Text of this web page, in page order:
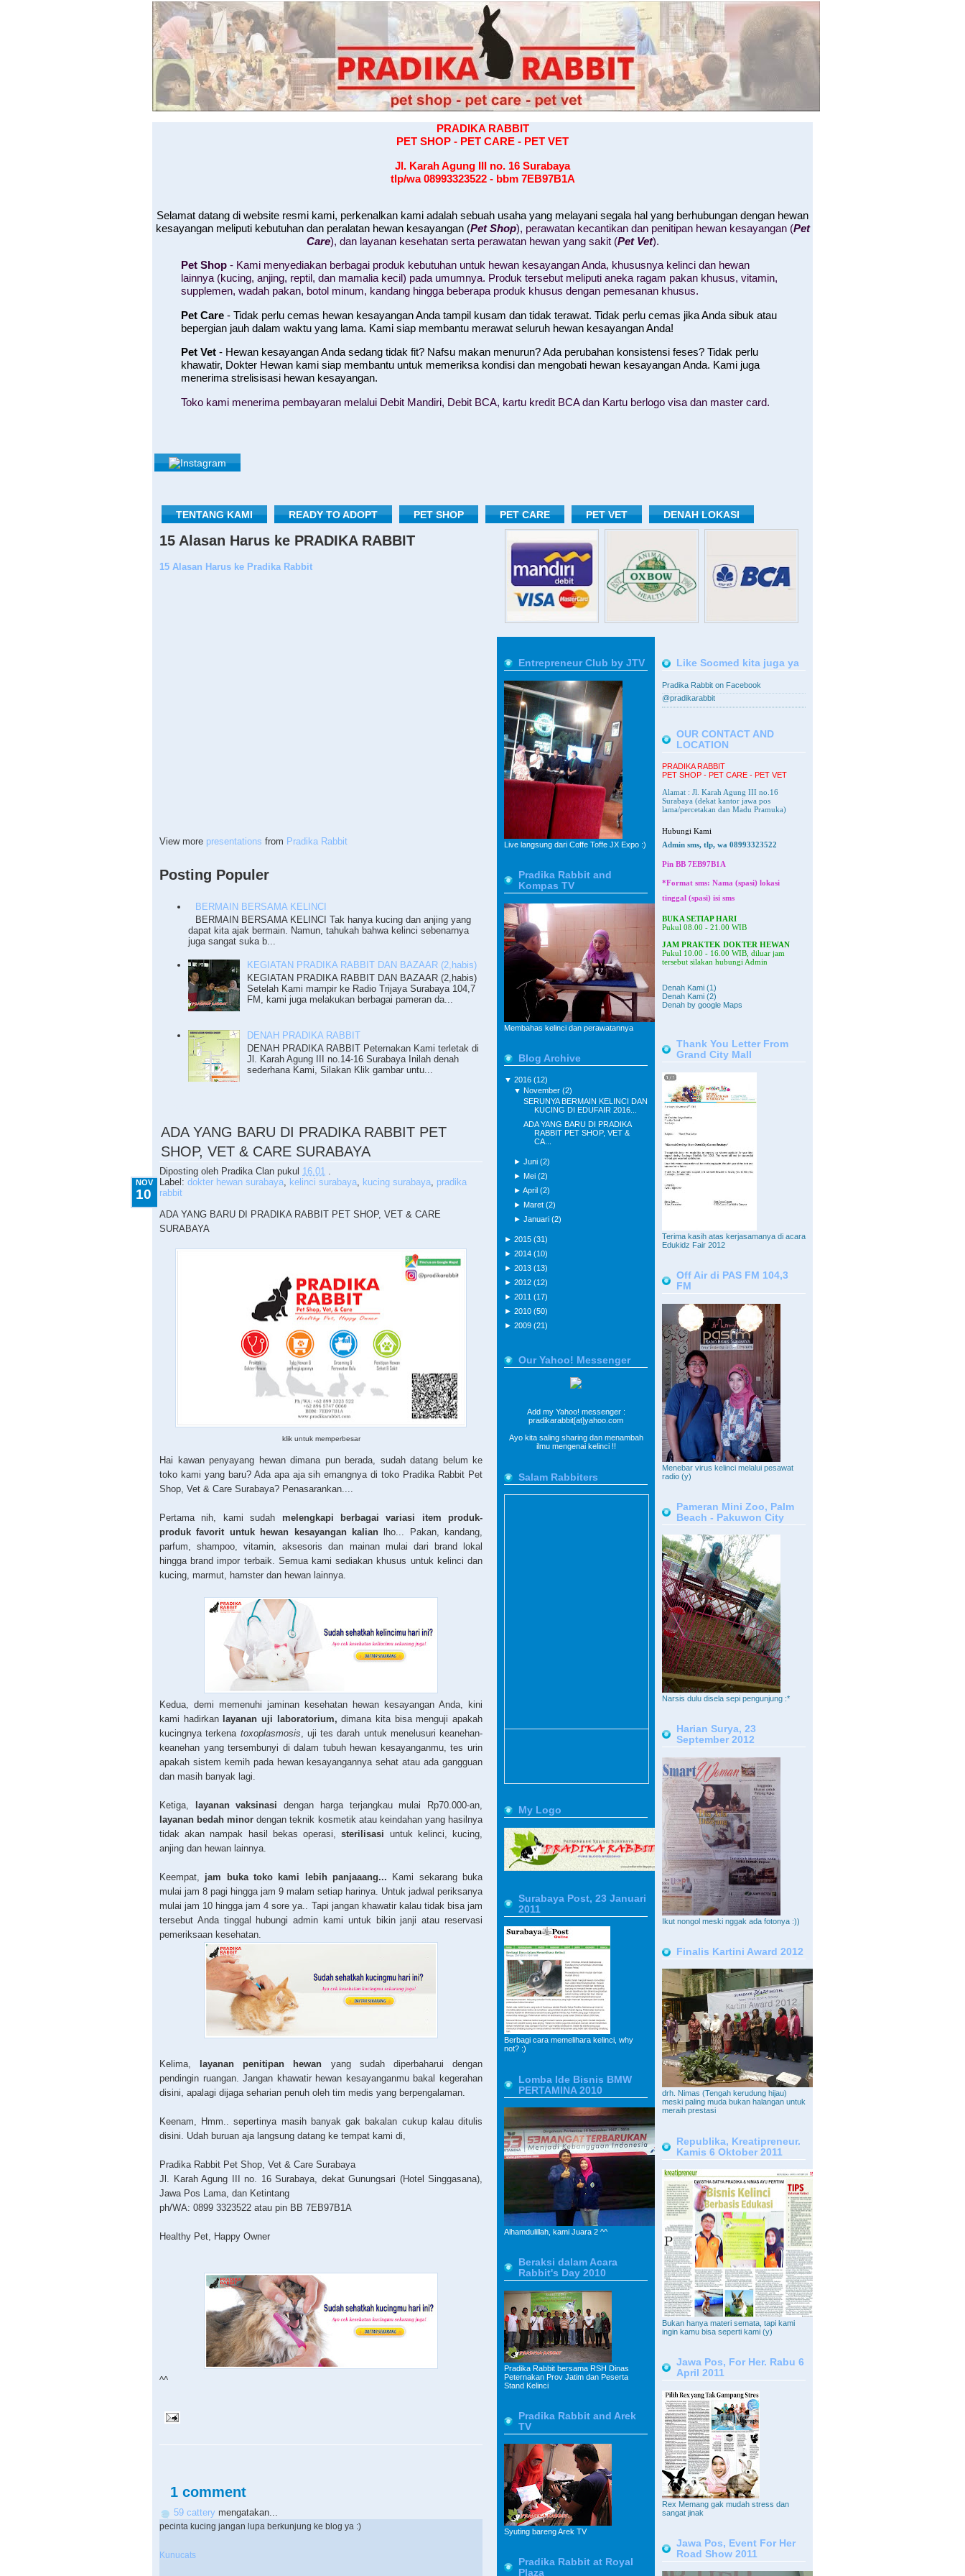
PRADIKA RABBIT
PET SHOP - PET CARE - PET VET
Jl. Karah Agung III no. 16 Surabaya
tlp/wa 08993323522 - bbm 7EB97B1A
Selamat datang di website resmi kami, perkenalkan kami adalah sebuah usaha yang melayani segala hal yang berhubungan dengan hewan
kesayangan meliputi kebutuhan dan peralatan hewan kesayangan (Pet Shop), perawatan kecantikan dan penitipan hewan kesayangan (Pet
Care), dan layanan kesehatan serta perawatan hewan yang sakit (Pet Vet).
Pet Shop - Kami menyediakan berbagai produk kebutuhan untuk hewan kesayangan Anda, khususnya kelinci dan hewan
lainnya (kucing, anjing, reptil, dan mamalia kecil) pada umumnya. Produk tersebut meliputi aneka ragam pakan khusus, vitamin,
supplemen, wadah pakan, botol minum, kandang hingga beberapa produk khusus dengan pemesanan khusus.
Pet Care - Tidak perlu cemas hewan kesayangan Anda tampil kusam dan tidak terawat. Tidak perlu cemas jika Anda sibuk atau
bepergian jauh dalam waktu yang lama. Kami siap membantu merawat seluruh hewan kesayangan Anda!
Pet Vet - Hewan kesayangan Anda sedang tidak fit? Nafsu makan menurun? Ada perubahan konsistensi feses? Tidak perlu
khawatir, Dokter Hewan kami siap membantu untuk memeriksa kondisi dan mengobati hewan kesayangan Anda. Kami juga
menerima strelisisasi hewan kesayangan.
Toko kami menerima pembayaran melalui Debit Mandiri, Debit BCA, kartu kredit BCA dan Kartu berlogo visa dan master card.
TENTANG KAMI READY TO ADOPT PET SHOP PET CARE PET VET DENAH LOKASI
15 Alasan Harus ke PRADIKA RABBIT
15 Alasan Harus ke Pradika Rabbit
View more presentations from Pradika Rabbit
Posting Populer
BERMAIN BERSAMA KELINCI
BERMAIN BERSAMA KELINCI Tak hanya kucing dan anjing yang
dapat kita ajak bermain. Namun, tahukah bahwa kelinci sebenarnya
juga sangat suka b...
KEGIATAN PRADIKA RABBIT DAN BAZAAR (2,habis)
KEGIATAN PRADIKA RABBIT DAN BAZAAR (2,habis)
Setelah Kami mampir ke Radio Trijaya Surabaya 104,7
FM, kami juga melakukan berbagai pameran da...
DENAH PRADIKA RABBIT
DENAH PRADIKA RABBIT Peternakan Kami terletak di
Jl. Karah Agung III no.14-16 Surabaya Inilah denah
sederhana Kami, Silakan Klik gambar untu...
ADA YANG BARU DI PRADIKA RABBIT PET
SHOP, VET & CARE SURABAYA
Diposting oleh Pradika Clan pukul 16.01
NOV
10
Label: dokter hewan surabaya kelinci surabaya kucing surabaya pradika
rabbit
ADA YANG BARU DI PRADIKA RABBIT PET SHOP, VET & CARE
SURABAYA
klik untuk memperbesar
Hai kawan penyayang hewan dimana pun berada, sudah datang belum ke
toko kami yang baru? Ada apa aja sih emangnya di toko Pradika Rabbit Pet
Shop, Vet & Care Surabaya? Penasarankan....
Pertama nih, kami sudah melengkapi berbagai variasi item produk-
produk favorit untuk hewan kesayangan kalianlho... Pakan, kandang,
parfum, shampoo, vitamin, aksesoris dan mainan mulai dari brand lokal
hingga brand impor terbaik. Semua kami sediakan khusus untuk kelinci dan
kucing, marmut, hamster dan hewan lainnya.
Kedua, demi memenuhi jaminan kesehatan hewan kesayangan Anda, kini
kami hadirkanlayanan uji laboratorium, dimana kita bisa menguji apakah
kucingnya terkena toxoplasmosis, uji tes darah untuk menelusuri keanehan-
keanehan yang tersembunyi di dalam tubuh hewan kesayanganmu, tes urin
apakah sistem kemih pada hewan kesayangannya sehat atau ada gangguan
dan masih banyak lagi.
Ketiga, layanan vaksinasi dengan harga terjangkau mulai Rp70.000-an,
layanan bedah minor dengan teknik kosmetik atau keindahan yang hasilnya
tidak akan nampak hasil bekas operasi,sterilisasi untuk kelinci, kucing,
anjing dan hewan lainnya.
Keempat, jam buka toko kami lebih panjaaang... Kami sekarang buka
mulai jam 8 pagi hingga jam 9 malam setiap harinya. Untuk jadwal periksanya
mulai jam 10 hingga jam 4 sore ya.. Tapi jangan khawatir kalau tidak bisa jam
tersebut Anda tinggal hubungi admin kami untuk bikin janji atau reservasi
pemeriksaan kesehatan.
Kelima, layanan penitipan hewan yang sudah diperbaharui dengan
pendingin ruangan. Jangan khawatir hewan kesayanganmu bakal kegerahan
disini, apalagi dijaga seharian penuh oleh tim medis yang berpengalaman.
Keenam, Hmm.. sepertinya masih banyak gak bakalan cukup kalau ditulis
disini. Udah buruan aja langsung datang ke tempat kami di,
Pradika Rabbit Pet Shop, Vet & Care Surabaya
Jl. Karah Agung III no. 16 Surabaya, dekat Gunungsari (Hotel Singgasana),
Jawa Pos Lama, dan Ketintang
ph/WA: 0899 3323522 atau pin BB 7EB97B1A
Healthy Pet, Happy Owner
^^
1 comment
59 cattery mengatakan...
pecinta kucing jangan lupa berkunjung ke blog ya :)
Kunucats
Like Socmed kita juga ya
Pradika Rabbit on Facebook
@pradikarabbit
OUR CONTACT AND
LOCATION
PRADIKA RABBIT
PET SHOP - PET CARE - PET VET
Alamat : Jl. Karah Agung III no.16
Surabaya (dekat kantor jawa pos
lama/percetakan dan Madu Pramuka)
Hubungi Kami
Admin sms, tlp, wa 08993323522
Pin BB 7EB97B1A
*Format sms: Nama (spasi) lokasi
tinggal (spasi) isi sms
BUKA SETIAP HARI
Pukul 08.00 - 21.00 WIB
JAM PRAKTEK DOKTER HEWAN
Pukul 10.00 - 16.00 WIB, diluar jam
tersebut silakan hubungi Admin
Denah Kami (1)
Denah Kami (2)
Denah by google Maps
Thank You Letter From
Grand City Mall
Terima kasih atas kerjasamanya di acara
Edukidz Fair 2012
Off Air di PAS FM 104,3
FM
Menebar virus kelinci melalui pesawat
radio (y)
Pameran Mini Zoo, Palm
Beach - Pakuwon City
Narsis dulu disela sepi pengunjung :*
Harian Surya, 23
September 2012
Ikut nongol meski nggak ada fotonya :))
Finalis Kartini Award 2012
drh. Nimas (Tengah kerudung hijau)
meski paling muda bukan halangan untuk
meraih prestasi
Republika, Kreatipreneur.
Kamis 6 Oktober 2011
Bukan hanya materi semata, tapi kami
ingin kamu bisa seperti kami (y)
Jawa Pos, For Her. Rabu 6
April 2011
Rex Memang gak mudah stress dan
sangat jinak
Jawa Pos, Event For Her
Road Show 2011
Entrepreneur Club by JTV
Live langsung dari Coffe Toffe JX Expo :)
Pradika Rabbit and
Kompas TV
Membahas kelinci dan perawatannya
Blog Archive
▼ 2016 (12)
▼ November (2)
SERUNYA BERMAIN KELINCI DAN
KUCING DI EDUFAIR 2016...
ADA YANG BARU DI PRADIKA
RABBIT PET SHOP, VET &
CA...
► Juni (2)
► Mei (2)
► April (2)
► Maret (2)
► Januari (2)
► 2015 (31)
► 2014 (10)
► 2013 (13)
► 2012 (12)
► 2011 (17)
► 2010 (50)
► 2009 (21)
Our Yahoo! Messenger
Add my Yahoo! messenger :
pradikarabbit[at]yahoo.com
Ayo kita saling sharing dan menambah
ilmu mengenai kelinci !!
Salam Rabbiters
My Logo
Surabaya Post, 23 Januari
2011
Berbagi cara memelihara kelinci, why
not? :)
Lomba Ide Bisnis BMW
PERTAMINA 2010
Alhamdulillah, kami Juara 2 ^^
Beraksi dalam Acara
Rabbit's Day 2010
Pradika Rabbit bersama RSH Dinas
Peternakan Prov Jatim dan Peserta
Stand Kelinci
Pradika Rabbit and Arek
TV
Syuting bareng Arek TV
Pradika Rabbit at Royal
Plaza